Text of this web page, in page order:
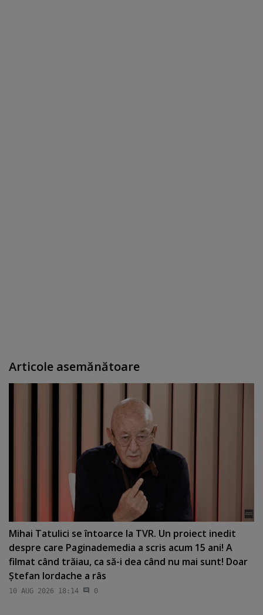
Articole asemănătoare
Mihai Tatulici se întoarce la TVR. Un proiect inedit
despre care Paginademedia a scris acum 15 ani! A
filmat când trăiau, ca să-i dea când nu mai sunt! Doar
Ştefan Iordache a râs
10 AUG 2026 18:14 0